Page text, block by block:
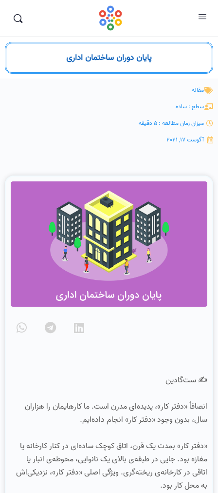
پایان دوران ساختمان اداری
مقاله
سطح : ساده
میزان زمان مطالعه : 5 دقیقه
آگوست 17, 2021
✍️ ست‌گادین
انصافاً «دفتر کار»، پدیده‌ای مدرن است. ما کارهایمان را هزاران
سال، بدون وجود «دفتر کار» انجام داده‌ایم.
«دفتر کار» بمدت یک قرن، اتاق کوچک ساده‌ای در کنار کارخانه یا
مغازه بود. جایی در طبقه‌ی بالای یک نانوایی، محوطه‌ی انبار یا
اتاقی در کارخانه‌ی ریخته‌گری. ویژگی اصلی «دفتر کار»، نزدیکی‌اش
به محل کار بود.